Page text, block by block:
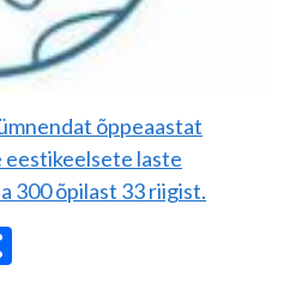
õppeaastat
laste
300 õpilast 33 riigist.